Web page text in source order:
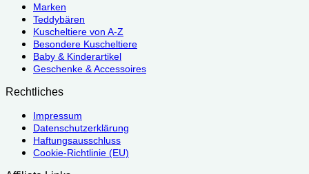
Marken
Teddybären
Kuscheltiere von A-Z
Besondere Kuscheltiere
Baby & Kinderartikel
Geschenke & Accessoires
Rechtliches
Impressum
Datenschutzerklärung
Haftungsausschluss
Cookie-Richtlinie (EU)